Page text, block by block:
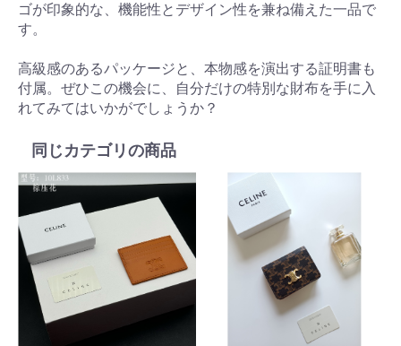
ゴが印象的な、機能性とデザイン性を兼ね備えた一品で
す。
高級感のあるパッケージと、本物感を演出する証明書も
付属。ぜひこの機会に、自分だけの特別な財布を手に入
れてみてはいかがでしょうか？
同じカテゴリの商品